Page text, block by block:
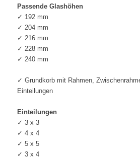
Passende Glashöhen
✓ 192 mm
✓ 204 mm
✓ 216 mm
✓ 228 mm
✓ 240 mm
✓ Grundkorb mit Rahmen,
Einteilungen
Einteilungen
✓ 3 x 3
✓ 4 x 4
✓ 5 x 5
✓ 3 x 4